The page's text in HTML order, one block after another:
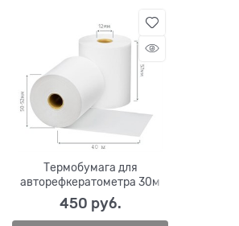
Термобумага для
авторефкератометра 30м
450 руб.